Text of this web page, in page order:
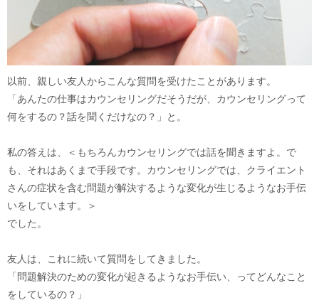
以前、親しい友人からこんな質問を受けたことがあります。
「あんたの仕事はカウンセリングだそうだが、カウンセリングって
何をするの？話を聞くだけなの？」と。
私の答えは、＜もちろんカウンセリングでは話を聞きますよ。で
も、それはあくまで手段です。カウンセリングでは、クライエント
さんの症状を含む問題が解決するような変化が生じるようなお手伝
いをしています。＞
でした。
友人は、これに続いて質問をしてきました。
「問題解決のための変化が起きるようなお手伝い、ってどんなこと
をしているの？」